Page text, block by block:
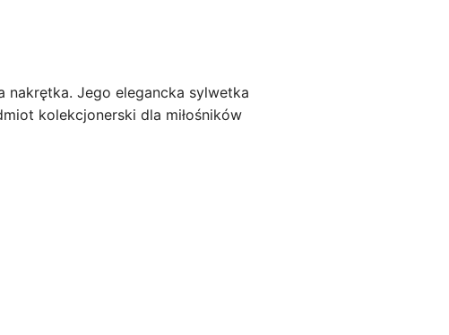
nakrętka. Jego elegancka sylwetka
kolekcjonerski dla miłośników